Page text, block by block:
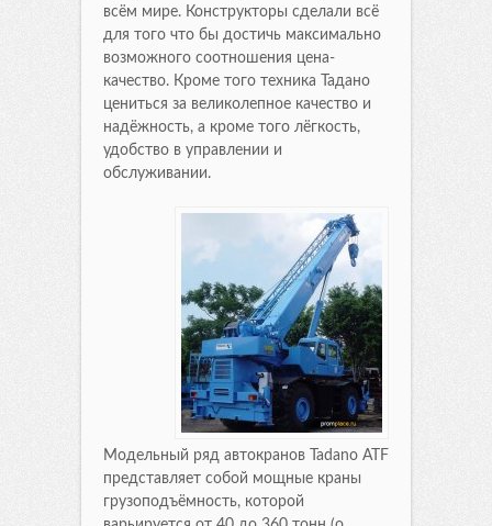
всём мире. Конструкторы сделали всё
для того что бы достичь максимально
возможного соотношения цена-
качество. Кроме того техника Тадано
цениться за великолепное качество и
надёжность, а кроме того лёгкость,
удобство в управлении и
обслуживании.
Модельный ряд автокранов Tadano ATF
представляет собой мощные краны
грузоподъёмность, которой